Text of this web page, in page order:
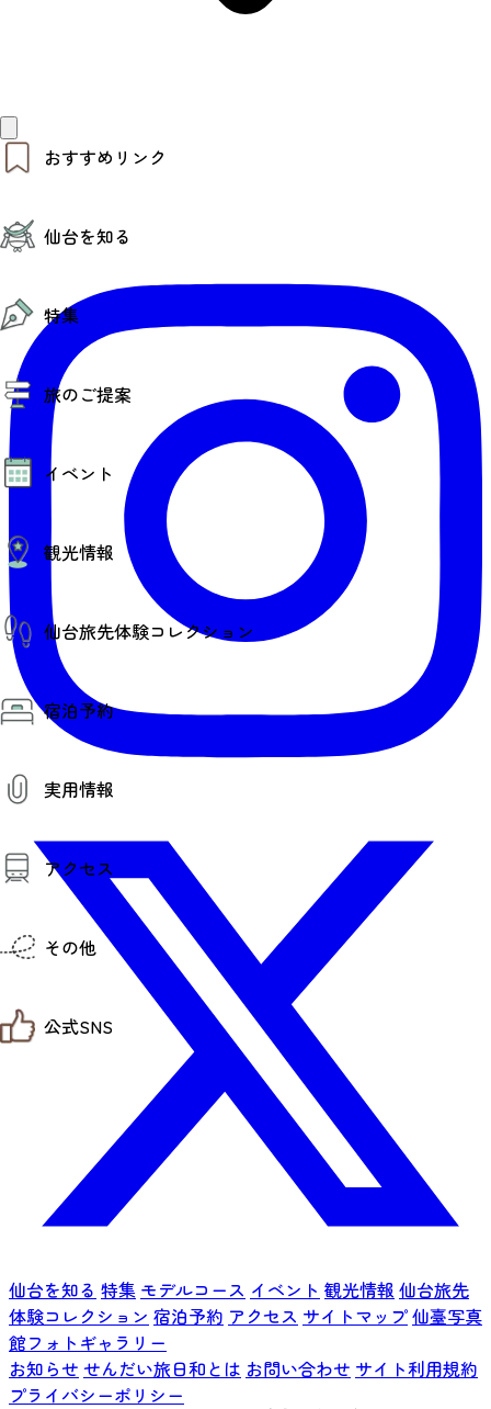
おすすめリンク
モデルコース
お得なチケット
仙台を知る
仙台の魅力
エリアガイド
復興に向けて
仙台観光PR動画ライブラリー
仙台から行く東北周遊旅
伝統的工芸品
特集
特集
夜時間トピックス
旅のご提案
モデルコース
AIおまかせコース
オリジナルプラン
みんなの旅行記
イベント
イベント情報
その他イベント情報（音楽・展示会）
スポーツ情報
コンベンション情報
観光情報
観光スポット
温泉
美味いもの
季節のイベント
プロスポーツチーム・プロオーケストラ
仙台の銘品
仙台夜時間
仙台観光マップ
仙台旅先体験コレクション
仙台旅先体験コレクション
体験プログラム検索（予約）
体験事業者からのお知らせ
体験トピックス
体験事業者
宿泊予約
実用情報
観光案内
お役立ち情報
観光アプリ
仙台観光マップ
アクセス
仙台までの経路検索
市内の交通情報
お得なチケット
その他
お問い合わせ
せんだい旅日和とは
サイト利用規約
プライバシーポリシー
サイトマップ
仙臺写真館フォトギャラリー
公式SNS
せんだい旅日和 X
せんだい旅日和 Instagram
せんだい旅日和 Facebook
仙台旅先体験コレクション Facebook
仙台旅先体験コレクション Instagaram
仙台を知る 特集 モデルコース イベント 観光情報 仙台旅先
体験コレクション 宿泊予約 アクセス サイトマップ仙臺写真
館フォトギャラリー
お知らせ せんだい旅日和とは お問い合わせ サイト利用規約
プライバシーポリシー